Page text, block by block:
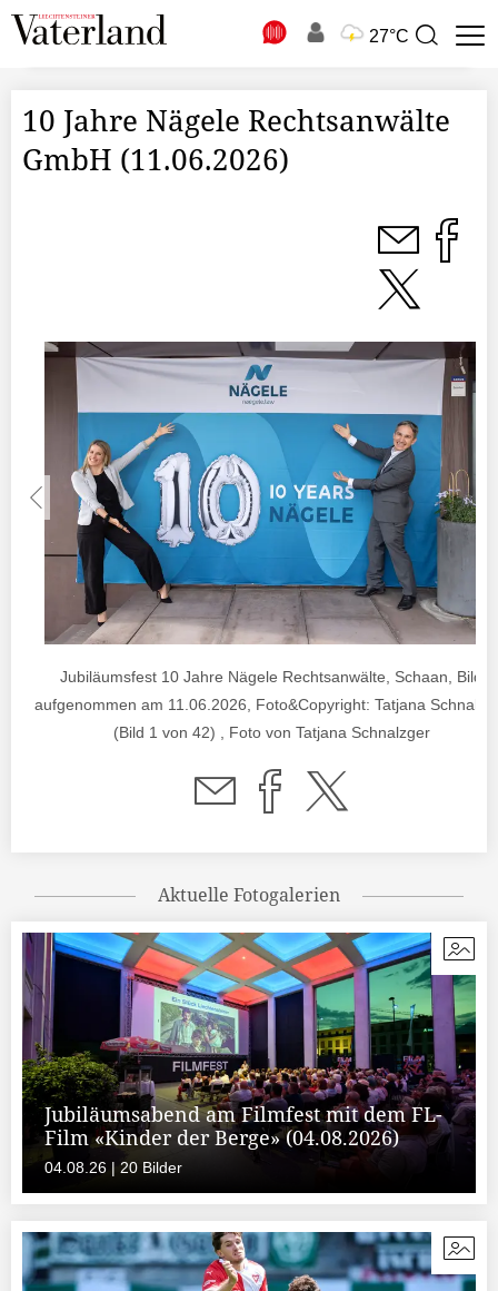
27°C
Suchbegriff
10 Jahre Nägele Rechtsanwälte
GmbH (11.06.2026)
Jubiläumsfest 10 Jahre Nägele Rechtsanwälte, Schaan, Bild
aufgenommen am 11.06.2026, Foto&Copyright: Tatjana
(Bild 1 von 42) , Foto von Tatjana Schnalzger
Aktuelle Fotogalerien
Jubiläumsabend am Filmfest mit dem FL-
Film «Kinder der Berge» (04.08.2026)
04.08.26 | 20 Bilder